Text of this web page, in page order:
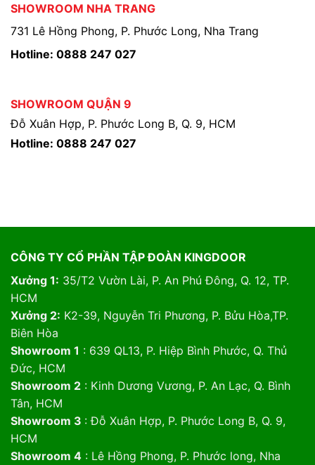
SHOWROOM NHA TRANG
731 Lê Hồng Phong, P. Phước Long, Nha Trang
Hotline: 0888 247 027
SHOWROOM QUẬN 9
Đỗ Xuân Hợp, P. Phước Long B, Q. 9, HCM
Hotline: 0888 247 027
CÔNG TY CỔ PHẦN TẬP ĐOÀN KINGDOOR
Xưởng 1: 35/T2 Vườn Lài, P. An Phú Đông, Q. 12, TP.
HCM
Xưởng 2: K2-39, Nguyễn Tri Phương, P. Bửu Hòa,TP.
Biên Hòa
Showroom 1 : 639 QL13, P. Hiệp Bình Phước, Q. Thủ
Đức, HCM
Showroom 2: Kinh Dương Vương, P. An Lạc, Q. Bình
Tân, HCM
Showroom 3 : Đỗ Xuân Hợp, P. Phước Long B, Q. 9,
HCM
Showroom 4: Lê Hồng Phong, P. Phước long, Nha